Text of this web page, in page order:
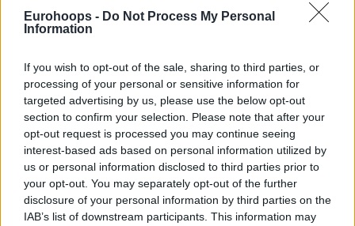
Eurohoops - Do Not Process My Personal
Information
If you wish to opt-out of the sale, sharing to third parties, or
processing of your personal or sensitive information for
targeted advertising by us, please use the below opt-out
section to confirm your selection. Please note that after your
opt-out request is processed you may continue seeing
interest-based ads based on personal information utilized by
us or personal information disclosed to third parties prior to
your opt-out. You may separately opt-out of the further
disclosure of your personal information by third parties on the
IAB’s list of downstream participants. This information may
finalizar el primer cuarto era poco, la ventaja visitante se
disparó hasta los 19 con el 27-46 al descanso, al que se llegó
poquísima intensidad mostrada.
El paso por vestuarios no cambió absolutamente nada e
incluso se llegaron a las ventajas taronjas de más de veinte
puntos a pesar de los intentos de Shengelia (17 puntos) por
reenganchar a su equipo, por lo que el segundo tiempo se
convirtió en un mero trámite hasta la victoria del Valencia
Basket.